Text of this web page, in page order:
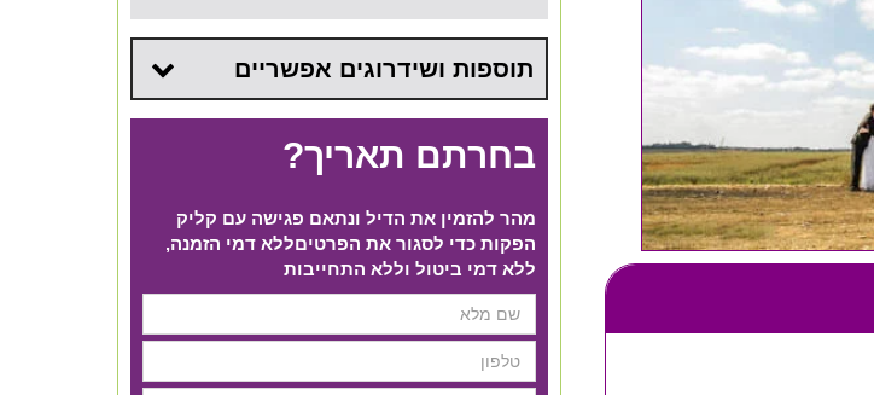
תוספות ושידרוגים אפשריים
בחרתם תאריך?
מהר להזמין את הדיל ונתאם פגישה עם קליק
הפקות כדי לסגור את הפרטים​ ללא דמי הזמנה,
ללא דמי ביטול וללא התחייבות